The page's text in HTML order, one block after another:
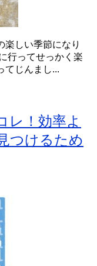
楽しい季節になり
行ってせっかく楽
てじんまし...
レ！効率よ
つけるため